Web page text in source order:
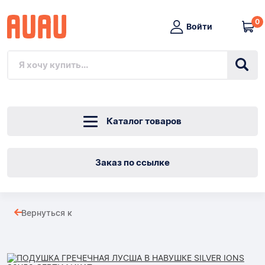
Войти
0
Каталог товаров
Заказ по ссылке
ЛУСША
Вернуться к